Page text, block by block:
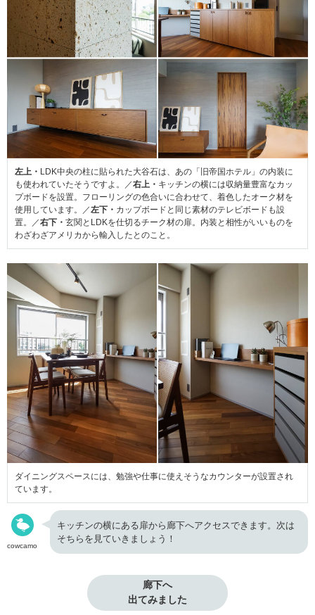
左上・ LDK中央の柱に貼られた大谷石は、あの「旧帝国ホテル」の内装に
も使われていたそうですよ。／右上・ キッチンの横には収納量豊富なカッ
プボードを設置。フローリングの色合いに合わせて、着色したオーク材を
使用しています。／左下・ カップボードと同じ素材のテレビボードも設
置。／右下・ 玄関とLDKを仕切るチーク材の扉。内装と相性がいいものを
わざわざアメリカから輸入したとのこと。
ダイニングスペースには、勉強や仕事に使えそうなカウンターが設置され
ています。
cowcamo
キッチンの横にある扉から廊下へアクセスできます。次は
そちらを見ていきましょう！
廊下へ
出てみました